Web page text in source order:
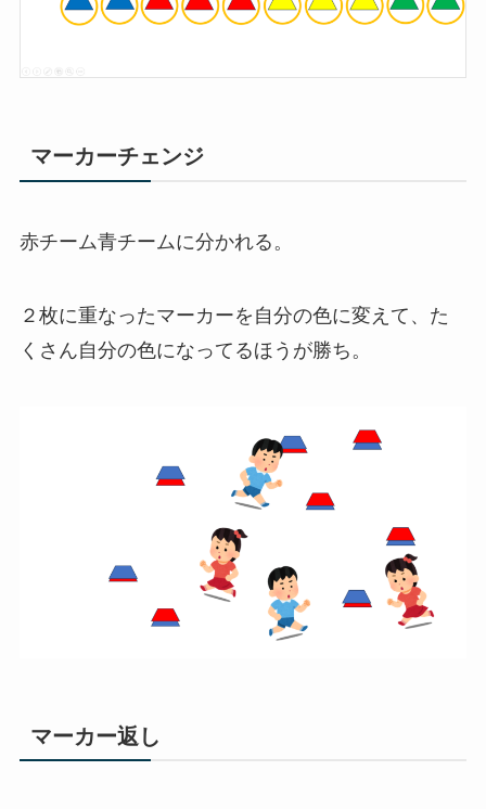
マーカーチェンジ
赤チーム青チームに分かれる。
２枚に重なったマーカーを自分の色に変えて、た
くさん自分の色になってるほうが勝ち。
マーカー返し